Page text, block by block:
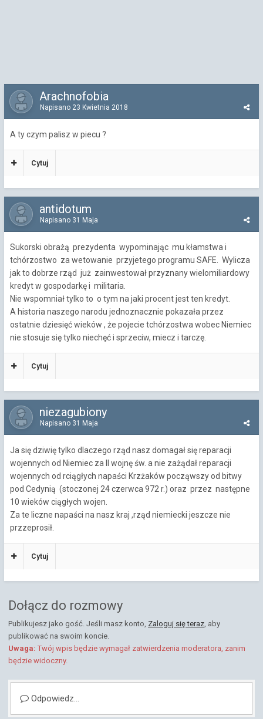
Arachnofobia
Napisano 23 Kwietnia 2018
A ty czym palisz w piecu ?
Cytuj
antidotum
Napisano 31 Maja
Sukorski obrażą prezydenta wypominając mu kłamstwa i
tchórzostwo za wetowanie przyjetego programu SAFE. Wylicza
jak to dobrze rząd już zainwestował przyznany wielomiliardowy
kredyt w gospodarkę i militaria.
Nie wspomniał tylko to o tym na jaki procent jest ten kredyt.
A historia naszego narodu jednoznacznie pokazała przez
ostatnie dziesięć wieków , że pojecie tchórzostwa wobec Niemiec
nie stosuje się tylko niechęć i sprzeciw, miecz i tarczę.
Cytuj
niezagubiony
Napisano 31 Maja
Ja się dziwię tylko dlaczego rząd nasz domagał się reparacji
wojennych od Niemiec za II wojnę św. a nie zażądał reparacji
wojennych od rciągłych napaści Krzżaków począwszy od bitwy
pod Cedynią (stoczonej 24 czerwca 972 r.) oraz przez następne
10 wieków ciągłych wojen.
Za te liczne napaści na nasz kraj ,rząd niemiecki jeszcze nie
przzeprosił.
Cytuj
Dołącz do rozmowy
Publikujesz jako gość. Jeśli masz konto, Zaloguj się teraz, aby
publikować na swoim koncie.
Uwaga: Twój wpis będzie wymagał zatwierdzenia moderatora, zanim
będzie widoczny.
Odpowiedz...